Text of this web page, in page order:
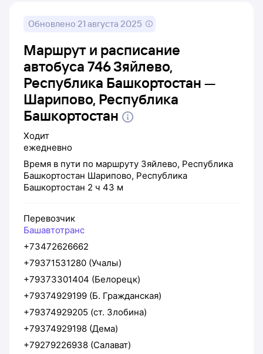
Обновлено 21 августа 2025
Маршрут и расписание
автобуса 746 Зяйлево,
Республика Башкортостан —
Шарипово, Республика
Башкортостан
Ходит
ежедневно
Время в пути по маршруту Зяйлево, Республика
Башкортостан Шарипово, Республика
Башкортостан 2 ч 43 м
Перевозчик
Башавтотранс
+73472626662
+79371531280 (Учалы)
+79373301404 (Белорецк)
+79374929199 (Б. Гражданская)
+79374929205 (ст. Злобина)
+79374929198 (Дема)
+79279226938 (Салават)